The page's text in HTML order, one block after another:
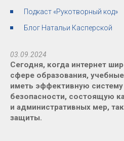
Подкаст «Рукотворный код»
Блог Натальи Касперской
03.09.2024
Сегодня, когда интернет
сфере образования,
иметь эффективную
безопасности, состоящую
и административных мер,
защиты.